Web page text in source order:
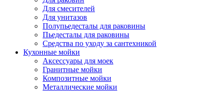
Для смесителей
Для унитазов
Полупьедесталы для раковины
Пьедесталы для раковины
Средства по уходу за сантехникой
Кухонные мойки
Аксессуары для моек
Гранитные мойки
Композитные мойки
Металлические мойки